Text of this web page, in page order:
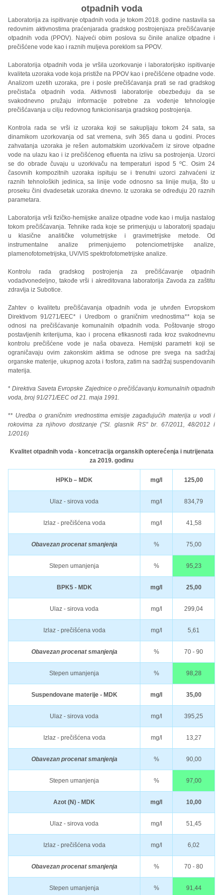
otpadnih voda
Laboratorija za ispitivanje otpadnih voda je tokom 2018. godine nastavila sa
redovnim aktivnostima praćenjarada gradskog postrojenjaza prečišćavanje
otpadnih voda (PPOV). Najveći obim poslova su činile analize otpadne i
prečišćene vode kao i raznih muljeva poreklom sa PPOV.
Laboratorija otpadnih voda je vršila uzorkovanje i laboratorijsko ispitivanje
kvaliteta uzoraka vode koja pristiže na PPOV kao i prečišćene otpadne vode.
Analizom uzetih uzoraka, pre i posle prečišćavanja prati se rad gradskog
prečistača otpadnih voda. Aktivnosti laboratorije obezbeđuju da se
svakodnevno pružaju informacije potrebne za vođenje tehnologije
prečišćavanja u cilju redovnog funkcionisanja gradskog postrojenja.
Kontrola rada se vrši iz uzoraka koji se sakupljaju tokom 24 sata, sa
dinamikom uzorkovanja od sat vremena, svih 365 dana u godini. Proces
zahvatanja uzoraka je rešen automatskim uzorkivačem iz sirove otpadne
vode na ulazu kao i iz prečišćenog efluenta na izlivu sa postrojenja. Uzorci
se do obrade čuvaju u uzorkivaču na temperaturi ispod 5oC. Osim 24
časovnih kompozitnih uzoraka ispituju se i trenutni uzorci zahvaćeni iz
raznih tehnoloških jedinica, sa linije vode odnosno sa linije mulja, što u
proseku čini dvadesetak uzoraka dnevno. Iz uzoraka se određuju 20 raznih
parametara.
Laboratorija vrši fizičko-hemijske analize otpadne vode kao i mulja nastalog
tokom prečišćavanja. Tehnike rada koje se primenjuju u laboratorij spadaju
u klasične analitičke volumetrijske i gravimetrijske metode. Od
instrumentalne analize primenjujemo potenciometrijske analize,
plamenofotometrijska, UV/VIS spektrofotometrijske analize.
Kontrolu rada gradskog postrojenja za prečišćavanje otpadnih
vodadvonedeljno, takođe vrši i akreditovana laboratorija Zavoda za zaštitu
zdravlja iz Subotice.
Zahtev o kvalitetu prečišćavanja otpadnih voda je utvrđen Evropskom
Direktivom 91/271/EEC* i Uredbom o graničnim vrednostima** koja se
odnosi na prečišćavanje komunalnih otpadnih voda. Poštovanje strogo
postavljenih kriterijuma, kao i procena efikasnosti rada kroz svakodnevnu
kontrolu prečišćene vode je naša obaveza. Hemijski parametri koji se
ograničavaju ovim zakonskim aktima se odnose pre svega na sadržaj
organske materije, ukupnog azota i fosfora, zatim na sadržaj suspendovanih
materija.
*Direktiva Saveta Evropske Zajednice o prečišćavanju komunalnih otpadnih
voda, broj 91/271/EEC od 21. maja 1991.
** Uredba o graničnim vrednostima emisije zagađujućih materija u vodi i
rokovima za njihovo dostizanje ("Sl. glasnik RS" br. 67/2011, 48/2012 i
1/2016)
Kvalitet otpadnih voda - koncetracija organskih opterećenja i nutrijenata
za 2019. godinu
HPKb – MDK mg/l 125,00
Ulaz - sirova voda mg/l 834,79
Izlaz - prečišćena voda mg/l 41,58
Obavezan procenat smanjenja % 75,00
Stepen umanjenja % 95,23
BPK5 - MDK mg/l 25,00
Ulaz - sirova voda mg/l 299,04
Izlaz - prečišćena voda mg/l 5,61
Obavezan procenat smanjenja % 70 - 90
Stepen umanjenja % 98,28
Suspendovane materije - MDK mg/l 35,00
Ulaz - sirova voda mg/l 395,25
Izlaz - prečišćena voda mg/l 13,27
Obavezan procenat smanjenja % 90,00
Stepen umanjenja % 97,00
Azot (N) - MDK mg/l 10,00
Ulaz - sirova voda mg/l 51,45
Izlaz - prečišćena voda mg/l 6,02
Obavezan procenat smanjenja % 70 - 80
Stepen umanjenja % 91,44